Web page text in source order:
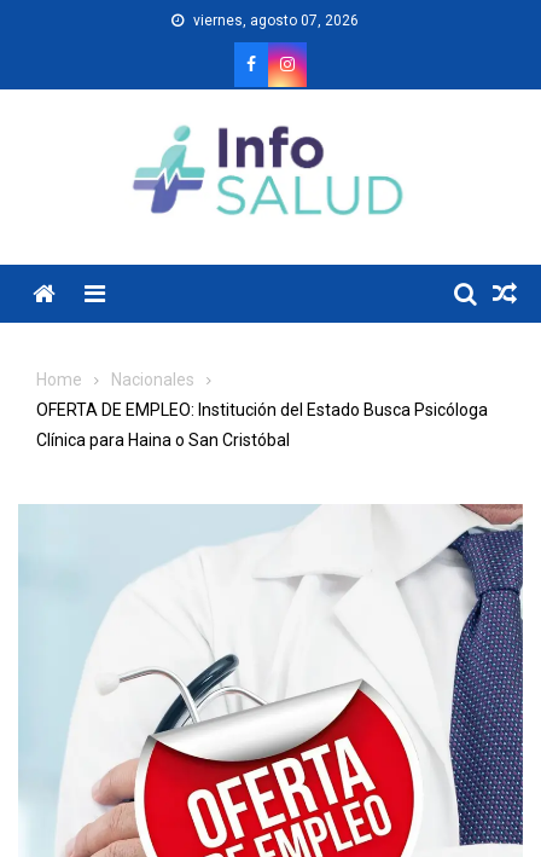
viernes, agosto 07, 2026
Menu
Home
Nacionales
OFERTA DE EMPLEO: Institución del Estado Busca Psicóloga
Clínica para Haina o San Cristóbal